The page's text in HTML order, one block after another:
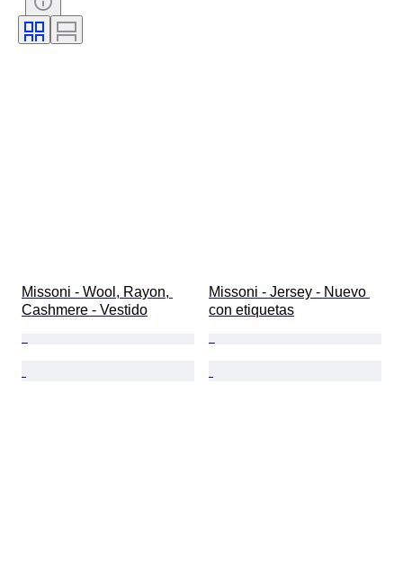
Tamaño del artículo
Motivo
Missoni - Wool, Rayon,
Cashmere - Vestido
Missoni - Jersey - Nuevo
con etiquetas